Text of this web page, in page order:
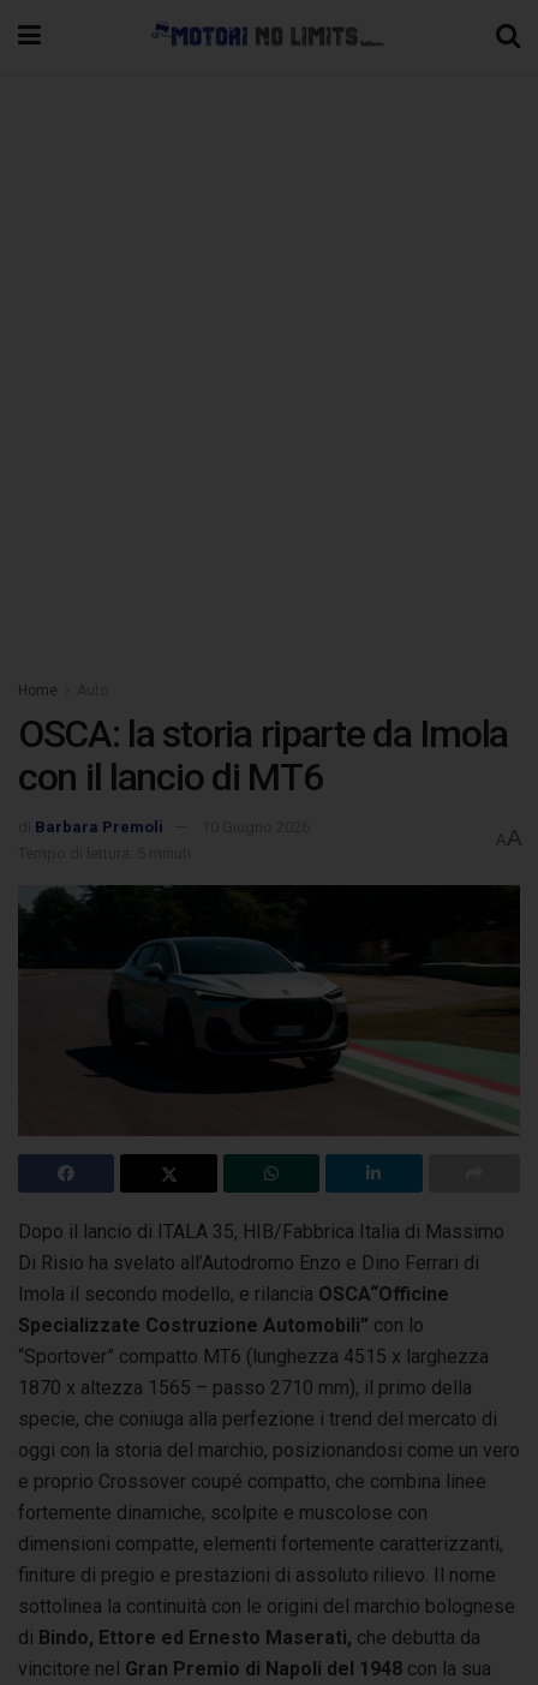
Home
OSCA: la storia riparte da Imola
con il lancio di MT6
Barbara Premoli
AA
Dopo il lancio di ITALA 35, HIB/Fabbrica Italia di Massimo
Di Risio ha svelato all’Autodromo Enzo e Dino Ferrari di
Imola il secondo modello, e rilancia OSCA“Officine
Specializzate Costruzione Automobili” con lo
“Sportover” compatto MT6 (lunghezza 4515 x larghezza
1870 x altezza 1565 – passo 2710 mm), il primo della
specie, che coniuga alla perfezione i trend del mercato di
oggi con la storia del marchio, posizionandosi come un vero
e proprio Crossover coupé compatto, che combina linee
fortemente dinamiche, scolpite e muscolose con
dimensioni compatte, elementi fortemente caratterizzanti,
finiture di pregio e prestazioni di assoluto rilievo. Il nome
sottolinea la continuità con le origini del marchio bolognese
di Bindo, Ettore ed Ernesto Maserati, che debutta da
vincitore nel Gran Premio di Napoli del 1948 con la sua